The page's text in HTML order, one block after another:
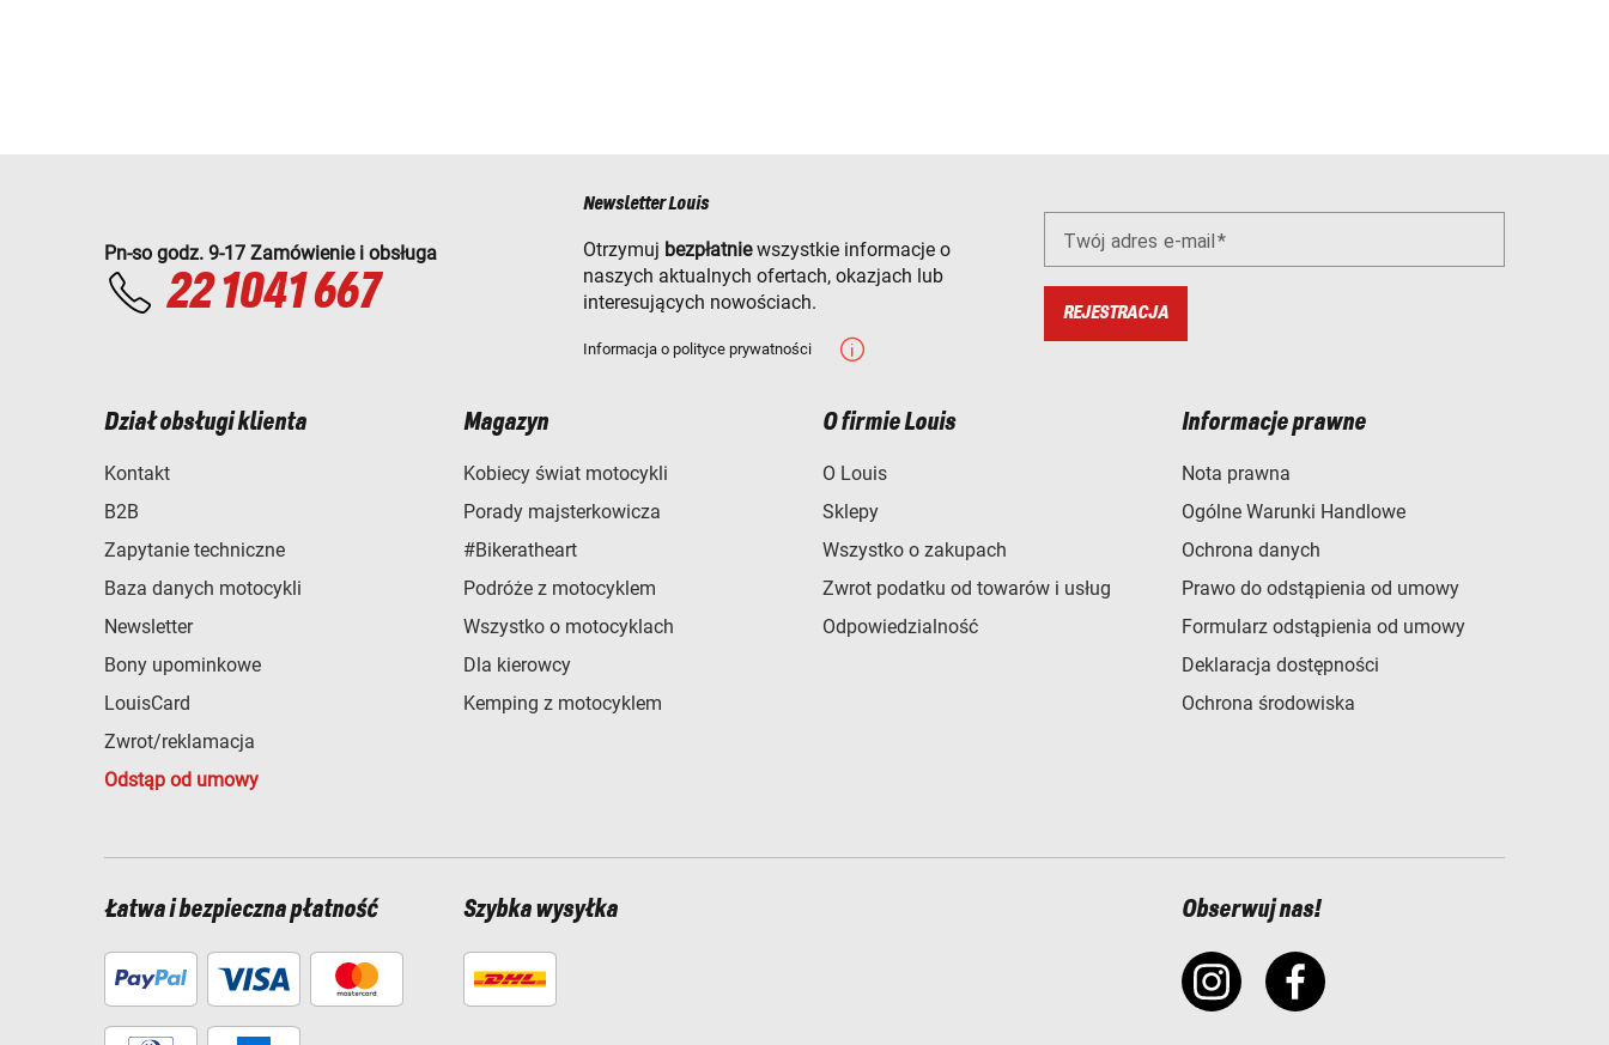
Pn-so godz. 9-17 Zamówienie i obsługa
22 1041 667
Newsletter Louis
Otrzymuj bezpłatniewszystkie informacje o
naszych aktualnych ofertach, okazjach lub
interesujących nowościach.
Informacja o polityce prywatności
Twój adres e-mail
REJESTRACJA
Dział obsługi klienta
Kontakt
B2B
Zapytanie techniczne
Baza danych motocykli
Newsletter
Bony upominkowe
LouisCard
Zwrot/reklamacja
Odstąp od umowy
Magazyn
Kobiecy świat motocykli
Porady majsterkowicza
#Bikeratheart
Podróże z motocyklem
Wszystko o motocyklach
Dla kierowcy
Kemping z motocyklem
O firmie Louis
O Louis
Sklepy
Wszystko o zakupach
Zwrot podatku od towarów i usług
Odpowiedzialność
Informacje prawne
Nota prawna
Ogólne Warunki Handlowe
Ochrona danych
Prawo do odstąpienia od umowy
Formularz odstąpienia od umowy
Deklaracja dostępności
Ochrona środowiska
Łatwa i bezpieczna płatność Szybka wysyłka Obserwuj nas!